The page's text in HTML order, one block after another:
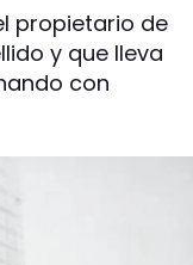
propietario de
y que lleva
con